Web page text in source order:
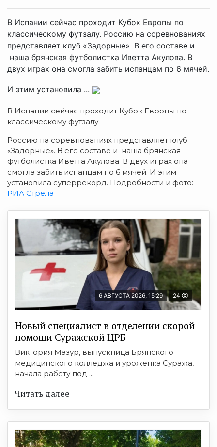
В Испании сейчас проходит Кубок Европы по
классическому футзалу. Россию на соревнованиях
представляет клуб «Задорные». В его составе и
наша брянская футболистка Иветта Акулова. В
двух играх она смогла забить испанцам по 6 мячей.
И этим установила ...
В Испании сейчас проходит Кубок Европы по
классическому футзалу.
Россию на соревнованиях представляет клуб
«Задорные». В его составе и наша брянская
футболистка Иветта Акулова. В двух играх она
смогла забить испанцам по 6 мячей. И этим
установила суперрекорд. Подробности и фото:
РИА Стрела
6 АВГУСТА 2026, 15:29 24
Новый специалист в отделении скорой
помощи Суражской ЦРБ
Виктория Мазур, выпускница Брянского
медицинского колледжа и уроженка Суража,
начала работу под ...
Читать далее